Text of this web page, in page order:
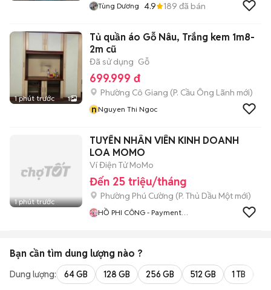
Tùng Dương 4.9 189 đã bán
1 phút trước 1
Tủ quần áo Gỗ Nâu, Trắng kem 1m8-
2m cũ
Đã sử dụng Gỗ
699.999 đ
Phường Cô Giang (P. Cầu Ông Lãnh mới)
nNguyen Thi Ngoc
1 phút trước
TUYỂN NHÂN VIÊN KINH DOANH
LOA MOMO
Ví Điện Tử MoMo
Đến 25 triệu/tháng
Phường Phú Cường (P. Thủ Dầu Một mới)
HỒ PHI CÔNG - Payment
Bạn cần tìm dung lượng nào ?
Dung lượng: 64 GB 128 GB 256 GB 512 GB 1 TB